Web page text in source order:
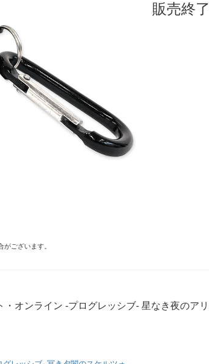
ございます。
販売終
・オンライン -プログレッシブ- 星なき夜のア